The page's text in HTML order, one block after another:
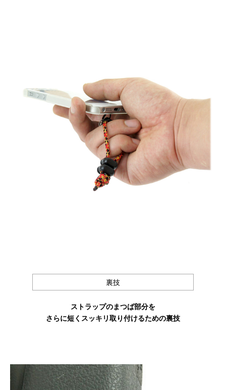
裏技
ストラップのまつば部分を
さらに短くスッキリ取り付けるための裏技